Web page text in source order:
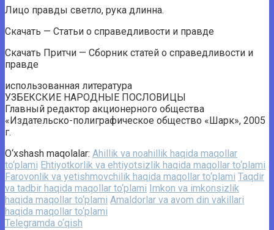
Лицо правды светло, рука длинна.
Скачать — Статьи о справедливости и правде
Скачать Притчи — Сборник статей о справедливости и
правде
использованная литература
УЗБЕКСКИЕ НАРОДНЫЕ ПОСЛОВИЦЫ
Главный редактор акционерного общества
«Издательско-полиграфическое общество «Шарк», 2005
г.
O‘xshash maqolalar: Ahillik va noahillik haqida maqollar
to‘plami Ehtiyotkorlik va ehtiyotsizlik haqida maqollar to‘plami
Farovonlik va yetishmovchilik haqida maqollar to‘plami Taqdir
va tadbir haqida maqollar to‘plami Imkon va imkonsizlik
haqida maqollar to‘plami Amaldorlar va avom din vakillari
haqida maqollar to‘plami
Telegramda o‘qish